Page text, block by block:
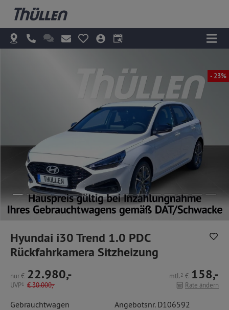
- 23%
Hyundai i30 Trend 1.0 PDC
Rückfahrkamera Sitzheizung
nur€ 22.980,-
UVP1 €30.000,-
mtl.2 € 158,-
Rate ändern
Gebrauchtwagen
Angebotsnr. D106592